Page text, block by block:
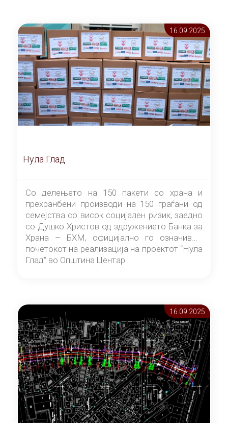
16.09 2025
Нула Глад
Со делењето на 150 пакети со храна и
прехранбени производи на 150 граѓани од
семејства со висок социјален ризик, заедно
со Душко Христов од здружението Банка за
Храна – БХМ, официјално го означивме
почетокот на реализација на проектот “Нула
Глад“ во Општина Центар
16.09 2025